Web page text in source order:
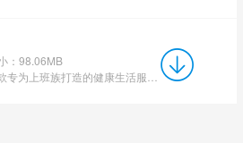
：98.06MB